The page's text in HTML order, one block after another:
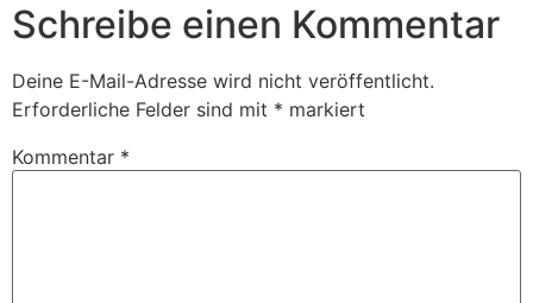
Schreibe einen Kommentar
Deine E-Mail-Adresse wird nicht veröffentlicht.
Erforderliche Felder sind mit * markiert
Kommentar *